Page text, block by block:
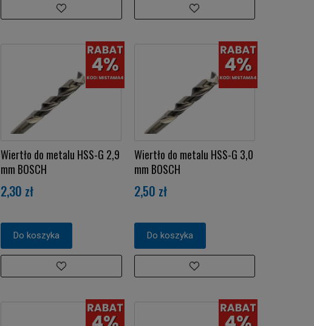
Wiertło do metalu HSS-G 2,9
mm BOSCH
2,30 zł
Do koszyka
Wiertło do metalu HSS-G 3,0
mm BOSCH
2,50 zł
Do koszyka